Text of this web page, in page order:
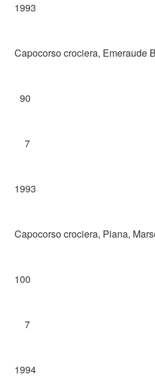
1993
Capocorso crociera, Emeraude
90
7
1993
Capocorso crociera, Piana,
100
7
1994